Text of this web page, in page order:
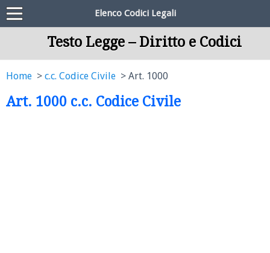
Elenco Codici Legali
Testo Legge – Diritto e Codici
Home c.c. Codice Civile Art. 1000
Art. 1000 c.c. Codice Civile